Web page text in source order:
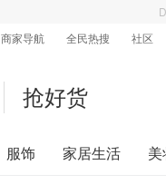
商家导航 全民热搜 社区
抢好货
服饰 家居生活